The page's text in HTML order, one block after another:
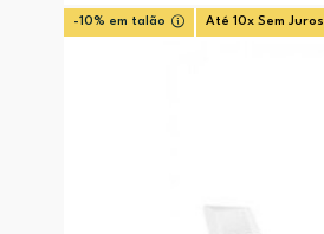
-10% em talão Até 10x Sem Juros